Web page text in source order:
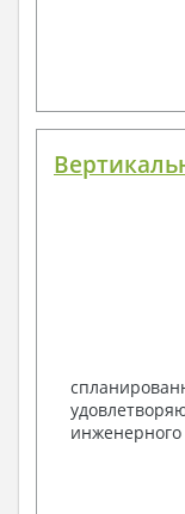
инженерного